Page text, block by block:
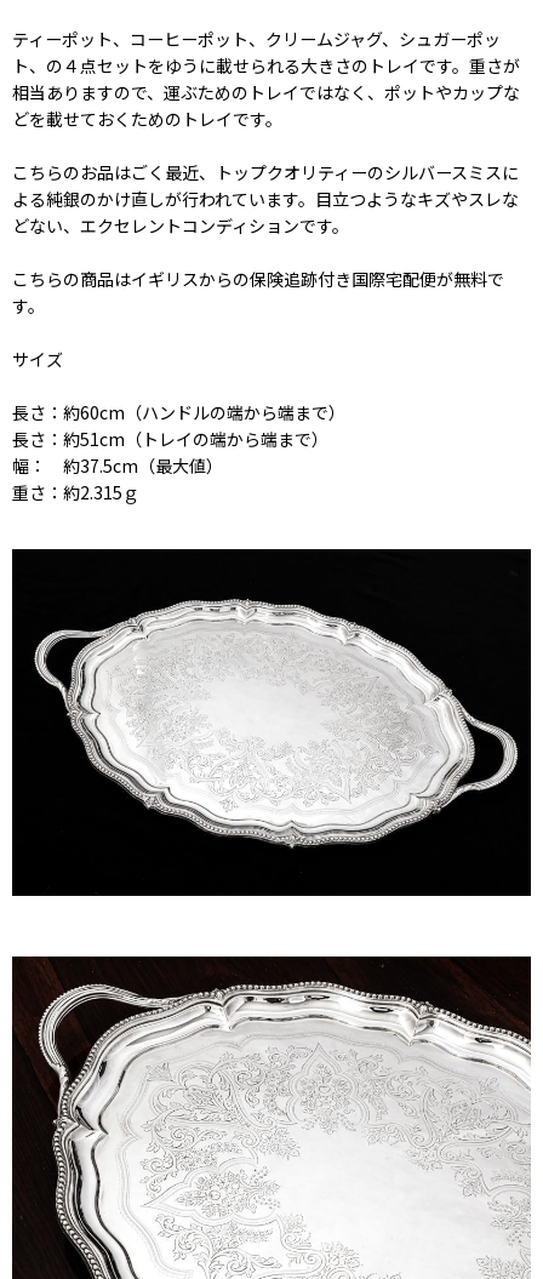
ティーポット、コーヒーポット、クリームジャグ、シュガーポッ
ト、の４点セットをゆうに載せられる大きさのトレイです。重さが
相当ありますので、運ぶためのトレイではなく、ポットやカップな
どを載せておくためのトレイです。
こちらのお品はごく最近、トップクオリティーのシルバースミスに
よる純銀のかけ直しが行われています。目立つようなキズやスレな
どない、エクセレントコンディションです。
こちらの商品はイギリスからの保険追跡付き国際宅配便が無料で
す。
サイズ
長さ：約60cm（ハンドルの端から端まで）
長さ：約51cm（トレイの端から端まで）
幅： 約37.5cm（最大値）
重さ：約2.315ｇ